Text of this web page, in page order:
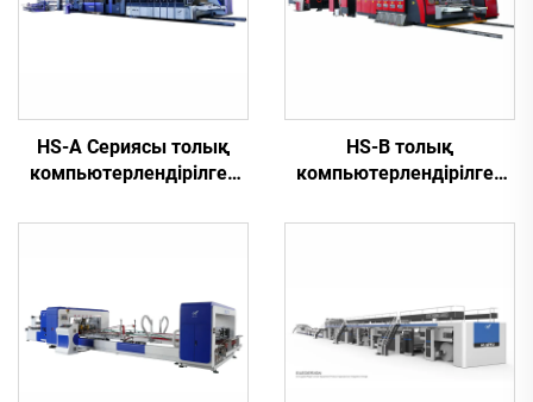
HS-A Сериясы толық
компьютерлендірілген
басып шығару
HS-B толық
компьютерлендірілген
жылдамдықта жұмыс
желімдеу машинасы